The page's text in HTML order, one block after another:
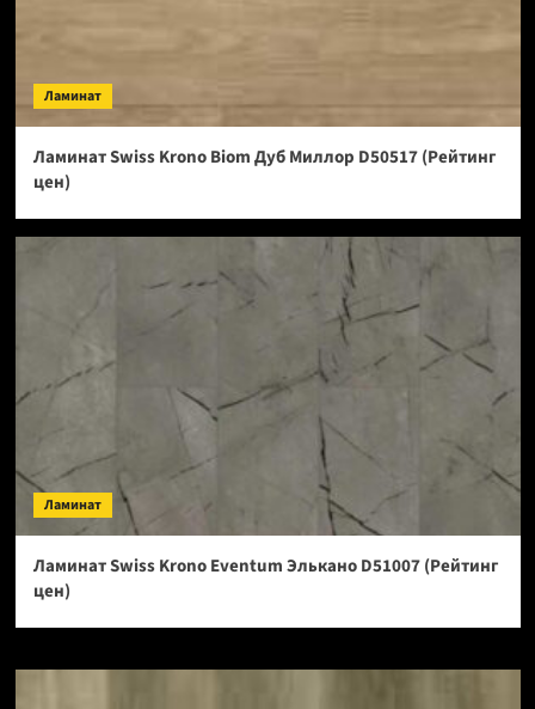
Ламинат
Ламинат Swiss Krono Biom Дуб Миллор D50517 (Рейтинг
цен)
Ламинат
Ламинат Swiss Krono Eventum Элькано D51007 (Рейтинг
цен)